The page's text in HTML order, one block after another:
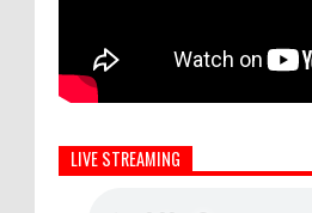
LIVE STREAMING